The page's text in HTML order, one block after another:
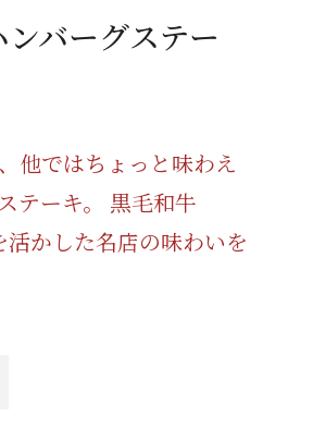
バーグステー
他ではちょっと味わえ
テーキ。 黒毛和牛
かした名店の味わいを